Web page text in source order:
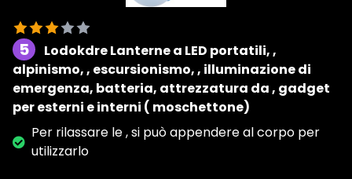
5
Lodokdre Lanterne a LED portatili, ,
alpinismo, , escursionismo, , illuminazione di
emergenza, batteria, attrezzatura da , gadget
per esterni e interni ( moschettone)
Per rilassare le , si può appendere al corpo per
utilizzarlo